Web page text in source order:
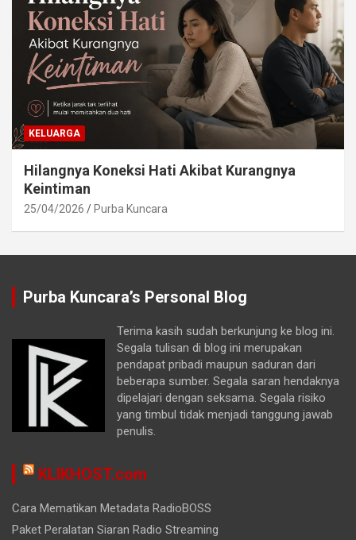
KELUARGA
Hilangnya Koneksi Hati Akibat Kurangnya
Keintiman
25/04/2026 Purba Kuncara
Purba Kuncara’s Personal Blog
Terima kasih sudah berkunjung ke blog ini.
Segala tulisan di blog ini merupakan
pendapat pribadi maupun saduran dari
beberapa sumber. Segala saran hendaknya
dipelajari dengan seksama. Segala risiko
yang timbul tidak menjadi tanggung jawab
penulis.
KLIKHOST.com
Cara Mematikan Metadata RadioBOSS
Paket Peralatan Siaran Radio Streaming